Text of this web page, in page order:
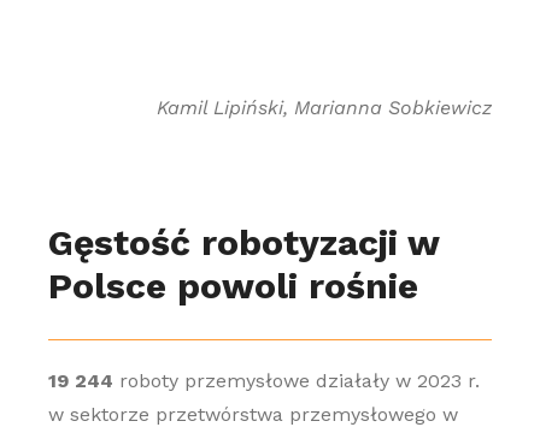
Kamil Lipiński, Marianna Sobkiewicz
Gęstość robotyzacji w
Polsce powoli rośnie
19 244 roboty przemysłowe działały w 2023 r.
w sektorze przetwórstwa przemysłowego w